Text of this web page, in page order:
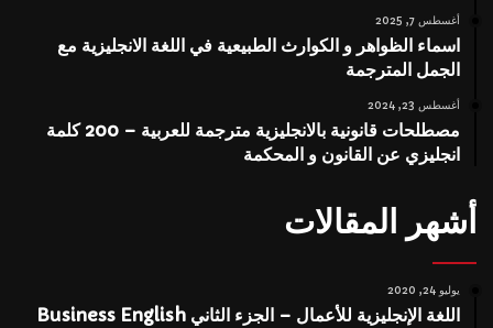
أغسطس 7, 2025
اسماء الظواهر و الكوارث الطبيعية في اللغة الانجليزية مع
الجمل المترجمة
أغسطس 23, 2024
مصطلحات قانونية بالانجليزية مترجمة للعربية – 200 كلمة
انجليزي عن القانون و المحكمة
أشهر المقالات
يوليو 24, 2020
اللغة الإنجليزية للأعمال – الجزء الثاني Business English